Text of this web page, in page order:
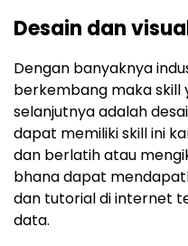
Desain dan
Dengan banyaknya
berkembang maka skill
selanjutnya adalah
dapat memiliki skill ini
dan berlatih atau
bhana dapat
dan tutorial di internet
data.